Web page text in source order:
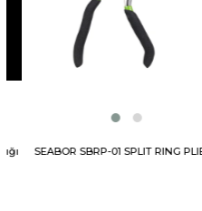
SEABOR SBRP-01 SPLIT RING PLIERS